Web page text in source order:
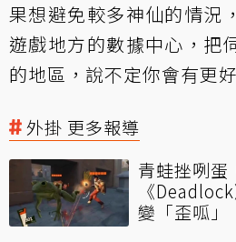
果想避免較多神仙的情況
遊戲地方的數據中心，把
的地區，說不定你會有更
外掛 更多報導
青蛙挫咧蛋
《
變「歪呱」